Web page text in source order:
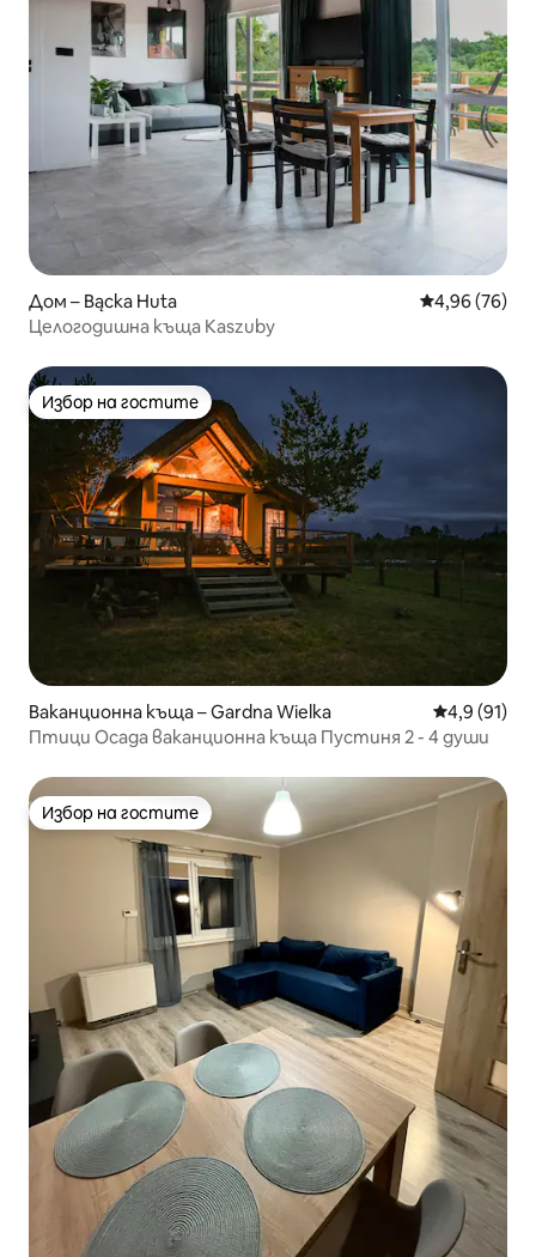
Дом – Bącka Huta Средна
4,96 (76)
Целогодишна къща Kaszuby
Избор на гостите
Избор на гостите
Ваканционна къща – Gardna Wielka Средна
4,9 (91)
Птици Осада ваканционна къща Пустиня 2 - 4 души
Избор на гостите
Избор на гостите